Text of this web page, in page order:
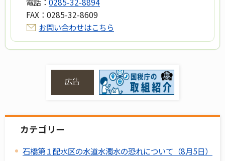
FAX： 0285-32-8609
お問い合わせはこちら
広告
カテゴリー
石橋第１配水区の水道水濁水の恐れについて（8月5日）